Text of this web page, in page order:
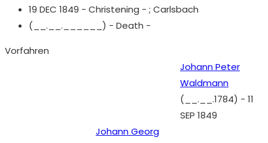
19 DEC 1849 - Christening - ; Carlsbach
(__.__.______) - Death -
Vorfahren
Johann Peter
Waldmann
(__.__.1784) - 11
SEP 1849
Johann Georg